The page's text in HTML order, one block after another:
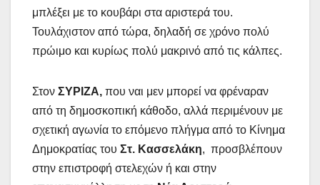
μπλέξει με το κουβάρι στα αριστερά του.
Τουλάχιστον από τώρα, δηλαδή σε χρόνο πολύ
πρώιμο και κυρίως πολύ μακρινό από τις κάλπες.
Στον ΣΥΡΙΖΑ, που ναι μεν μπορεί να φρέναραν
από τη δημοσκοπική κάθοδο, αλλά περιμένουν με
σχετική αγωνία το επόμενο πλήγμα από το Κίνημα
Δημοκρατίας του Στ. Κασσελάκη, προσβλέπουν
στην επιστροφή στελεχών ή και στην